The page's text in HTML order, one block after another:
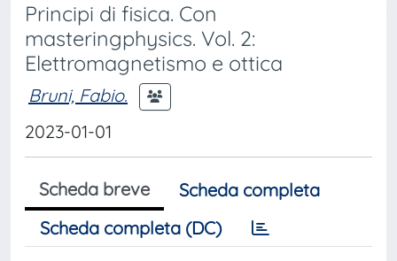
Principi di fisica. Con
masteringphysics. Vol. 2:
Elettromagnetismo e ottica
Bruni, Fabio.
2023-01-01
Scheda breve
Scheda completa
Scheda completa (DC)